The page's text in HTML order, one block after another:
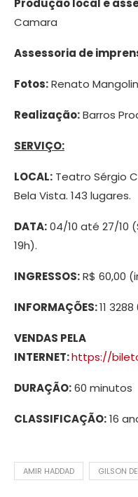
Produção local e
Camara
Assessoria de
Fotos:Renato Mangolin
Realização:Barros
SERVIÇO:
LOCAL: Teatro Sérgio
Bela Vista. 143 lugares.
DATA:04/10 até 27/10
19h).
INGRESSOS:R$ 60,00
INFORMAÇÕES:11 3288
VENDAS PELA
INTERNET:https://
DURAÇÃO:60 minutos
CLASSIFICAÇÃO:16
AMIR HADDAD GILSON